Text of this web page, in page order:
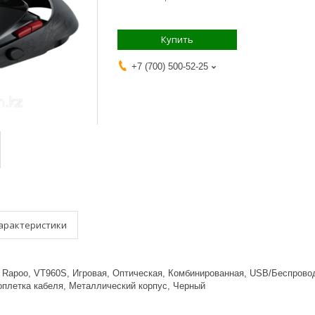
Купить
+7 (700) 500-52-25
VT960S, Игровая, Оптическая, Комбинированная, USB/
кабеля, Металлический корпус, Черный